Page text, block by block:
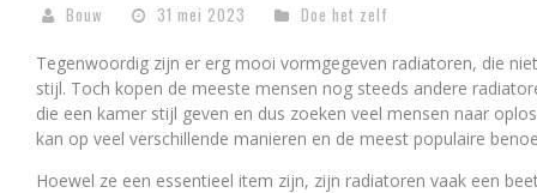
Bouw 31 mei 2023 Doe het zelf
Tegenwoordig zijn er erg mooi vormgegeven radiatoren, die
stijl. Toch kopen de meeste mensen nog steeds andere
die een kamer stijl geven en dus zoeken veel mensen naar
kan op veel verschillende manieren en de meest populaire
Hoewel ze een essentieel item zijn, zijn radiatoren vaak een